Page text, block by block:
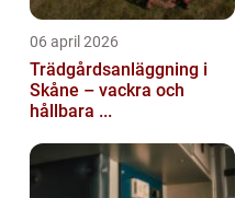
06 april 2026
Trädgårdsanläggning i
Skåne – vackra och
hållbara ...